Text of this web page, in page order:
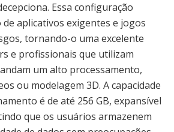
Essa configuração
de aplicativos exigentes e jogos
tornando-o uma excelente
e profissionais que utilizam
um alto processamento,
ou modelagem 3D. A capacidade
é de até 256 GB, expansível
que os usuários armazenem